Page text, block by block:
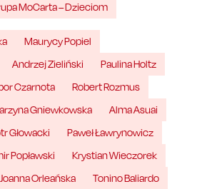
MoCarta – Dzieciom
Maurycy Popiel
Andrzej Zieliński
Paulina Holtz
Czarnota
Robert Rozmus
Gniewkowska
Alma Asuai
Głowacki
Paweł Ławrynowicz
Popławski
Krystian Wieczorek
Joanna Orleańska Tonino Baliardo